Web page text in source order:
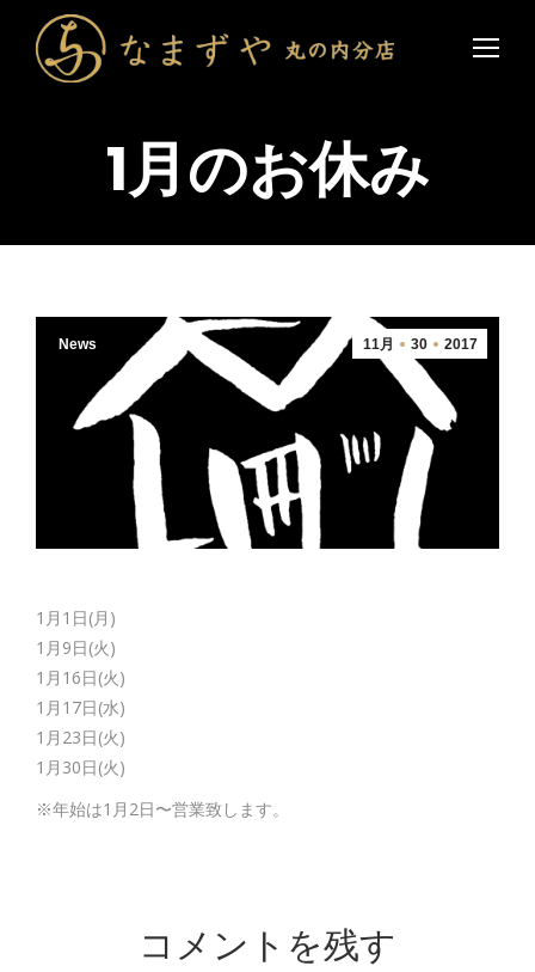
1月のお休み
11月 30 2017
News
1月1日(月)
1月9日(火)
1月16日(火)
1月17日(水)
1月23日(火)
1月30日(火)
※年始は1月2日〜営業致します。
コメントを残す